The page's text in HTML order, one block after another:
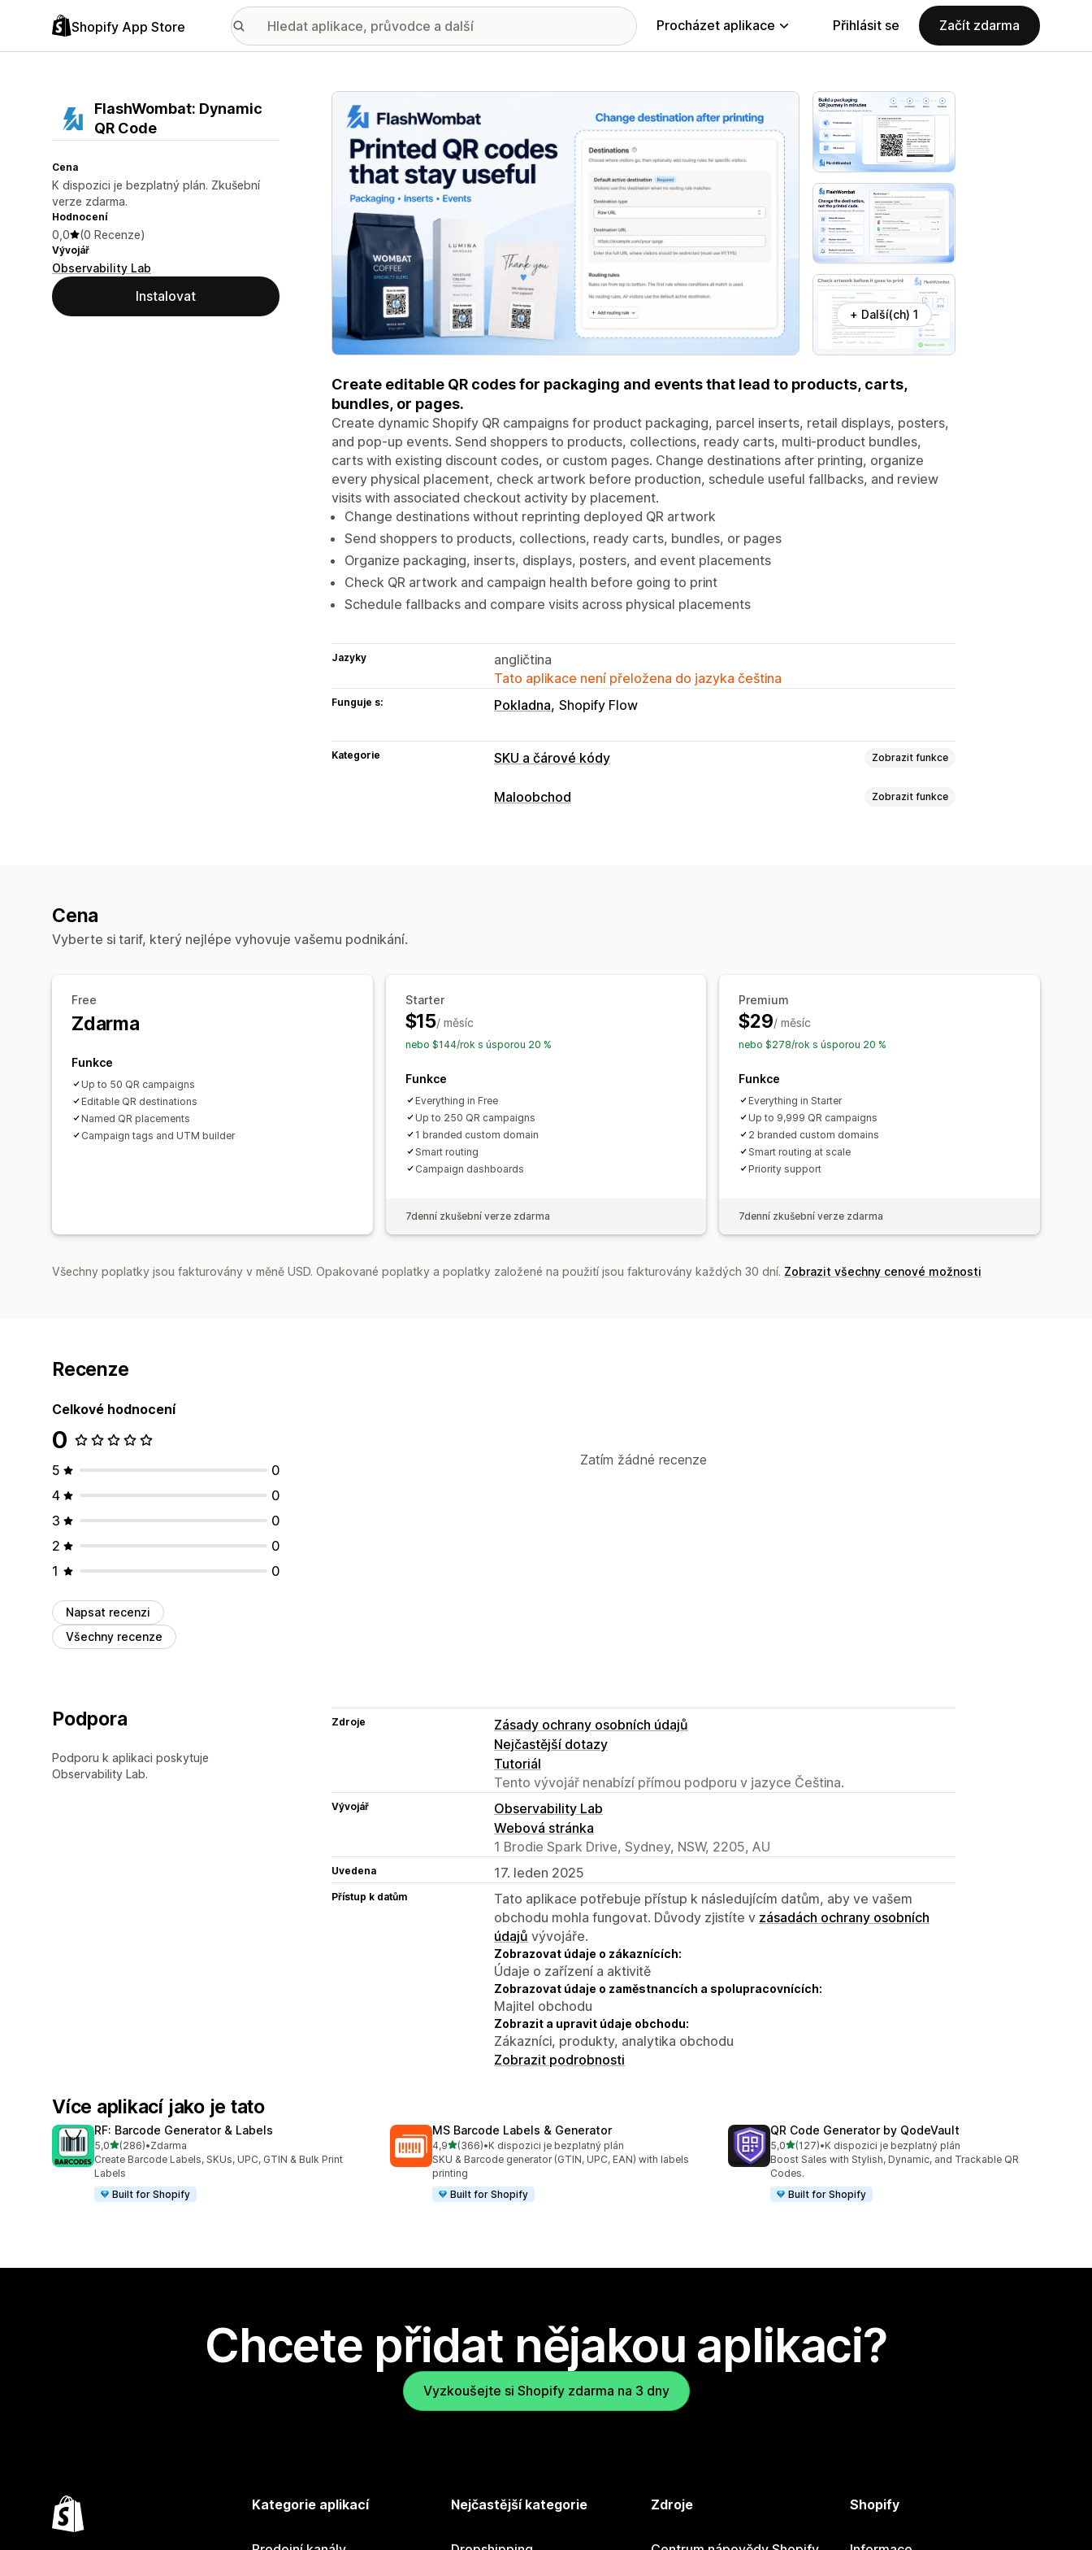
Shopify App Store Procházet aplikace Přihlásit se Začít zdarma
FlashWombat: Dynamic
QR Code
Cena
K dispozici je bezplatný plán. Zkušební
verze zdarma.
Hodnocení
0,0 (0 Recenze)
Vývojář
Observability Lab
Instalovat
Galerie propagovaných obrázků
+ Další(ch) 1
Create editable QR codes for packaging and events that lead to products, carts,
bundles, or pages.
Create dynamic Shopify QR campaigns for product packaging, parcel inserts, retail displays, posters,
and pop-up events. Send shoppers to products, collections, ready carts, multi-product bundles,
carts with existing discount codes, or custom pages. Change destinations after printing, organize
every physical placement, check artwork before production, schedule useful fallbacks, and review
visits with associated checkout activity by placement.
Change destinations without reprinting deployed QR artwork
Send shoppers to products, collections, ready carts, bundles, or pages
Organize packaging, inserts, displays, posters, and event placements
Check QR artwork and campaign health before going to print
Schedule fallbacks and compare visits across physical placements
Jazyky
angličtina
Tato aplikace není přeložena do jazyka čeština
Funguje s: Pokladna Shopify Flow
Kategorie SKU a čárové kódy Zobrazit funkce
Správa čárových kódů
Maloobchod Zobrazit funkce
Cena
Vyberte si tarif, který nejlépe vyhovuje vašemu podnikání.
Free
Zdarma
Funkce
Up to 50 QR campaigns
Editable QR destinations
Named QR placements
Campaign tags and UTM builder
Starter
$15/ měsíc
nebo $144/rok s úsporou 20 %
Funkce
Everything in Free
Up to 250 QR campaigns
1 branded custom domain
Smart routing
Campaign dashboards
7denní zkušební verze zdarma
Premium
$29/ měsíc
nebo $278/rok s úsporou 20 %
Funkce
Everything in Starter
Up to 9,999 QR campaigns
2 branded custom domains
Smart routing at scale
Priority support
7denní zkušební verze zdarma
Všechny poplatky jsou fakturovány v měně USD. Opakované poplatky a poplatky založené na použití jsou fakturovány každých 30 dní. Zobrazit všechny cenové možnosti
Recenze
Celkové hodnocení
0
5
0
4
0
3
0
2
0
1
0
Napsat recenzi
Všechny recenze
Zatím žádné recenze
Podpora
Podporu k aplikaci poskytuje
Observability Lab.
Zdroje
Zásady ochrany osobních údajů
Nejčastější dotazy
Tutoriál
Tento vývojář nenabízí přímou podporu v jazyce Čeština.
Vývojář
Observability Lab
Webová stránka
1 Brodie Spark Drive, Sydney, NSW, 2205, AU
Uvedena 17. leden 2025
Přístup k datům
Tato aplikace potřebuje přístup k následujícím datům, aby ve vašem
obchodu mohla fungovat. Důvody zjistíte v zásadách ochrany osobních
údajů vývojáře.
Zobrazovat údaje o zákaznících:
Údaje o zařízení a aktivitě
Zobrazovat údaje o zaměstnancích a spolupracovnících:
Majitel obchodu
Zobrazit a upravit údaje obchodu:
Zákazníci, produkty, analytika obchodu
Zobrazit podrobnosti
Více aplikací jako je tato
RF: Barcode Generator & Labels
5,0z 5 hvězd
(286)
Celkový počet recenzí: 286
•Zdarma
Create Barcode Labels, SKUs, UPC, GTIN & Bulk Print
Labels
Built for Shopify
MS Barcode Labels & Generator
4,9z 5 hvězd
(366)
Celkový počet recenzí: 366
•K dispozici je bezplatný plán
SKU & Barcode generator (GTIN, UPC, EAN) with labels
printing
Built for Shopify
QR Code Generator by QodeVault
5,0z 5 hvězd
(127)
Celkový počet recenzí: 127
•K dispozici je bezplatný plán
Boost Sales with Stylish, Dynamic, and Trackable QR
Codes.
Built for Shopify
Chcete přidat nějakou aplikaci?
Vyzkoušejte si Shopify zdarma na 3 dny
Kategorie aplikací Nejčastější kategorie Zdroje Shopify